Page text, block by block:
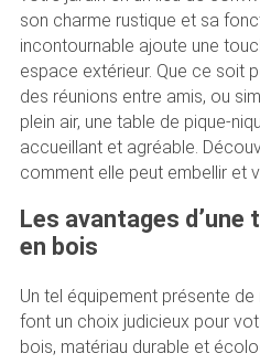
son charme rustique et sa
incontournable ajoute une
espace extérieur. Que ce soit
des réunions entre amis, ou
plein air, une table de pique-
accueillant et agréable.
comment elle peut embellir et
Les avantages d’une
en bois
Un tel équipement présente
font un choix judicieux pour
bois, matériau durable et